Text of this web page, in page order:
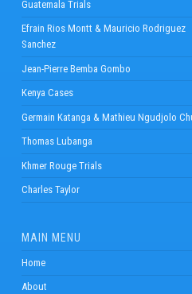
Guatemala Trials
Efrain Rios Montt & Mauricio Rodriguez
Sanchez
Jean-Pierre Bemba Gombo
Kenya Cases
Germain Katanga & Mathieu Ngudjolo
Thomas Lubanga
Khmer Rouge Trials
Charles Taylor
MAIN MENU
Home
About